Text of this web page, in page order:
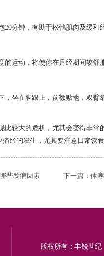
分钟，有助于松弛肌肉及缓和
运动，将使你在月经期间较舒
，坐在脚跟上，前额贴地，双
比较大的危机，尤其会变得非常
经的发生，尤其要注意日常饮
些发病因素 下一篇： 体
版权所有：丰锐世纪